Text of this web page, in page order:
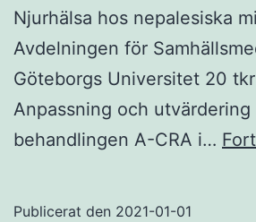
Njurhälsa hos nepalesiska
Avdelningen för
Göteborgs Universitet 20
Anpassning och utvärdering
behandlingen A-CRA i…
Publicerat den 2021-01-01